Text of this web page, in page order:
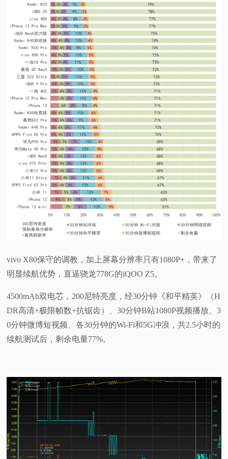
vivo X80保守的调教，加上屏幕分辨率只有1080P+，带来了
明显续航优势，直逼骁龙778G的iQOO Z5。
4500mAh双电芯，200尼特亮度，经30分钟《和平精英》（H
DR高清+极限帧数+抗锯齿）、30分钟B站1080P视频播放、3
0分钟微博短视频、各30分钟的Wi-Fi和5G冲浪，共2.5小时的
续航测试后，剩余电量77%。